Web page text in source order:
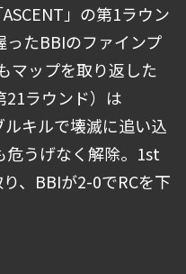
」の第1ラウン
ったBBIのファインプ
マップを取り返した
21ラウンド）は
キルで壊滅に追い込
危うげなく解除。1st
、BBIが2-0でRCを下